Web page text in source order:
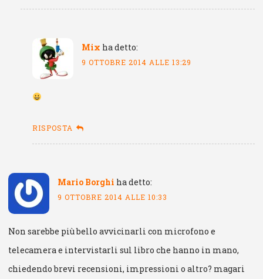
Mix ha detto:
9 OTTOBRE 2014 ALLE 13:29
RISPOSTA
Mario Borghi ha detto:
9 OTTOBRE 2014 ALLE 10:33
Non sarebbe più bello avvicinarli con microfono e
telecamera e intervistarli sul libro che hanno in mano,
chiedendo brevi recensioni, impressioni o altro? magari